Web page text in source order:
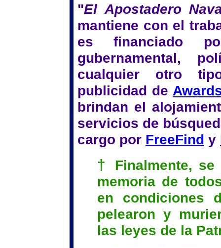
"El Apostadero
mantiene con el
es financiado
gubernamental,
cualquier otro
publicidad de
brindan el
servicios de
cargo por FreeFind y
†
Finalmente,
memoria de
en condiciones
pelearon y
las leyes de la